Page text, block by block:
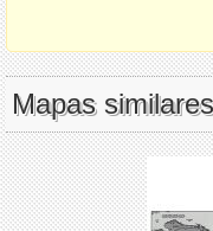
Mapas similares